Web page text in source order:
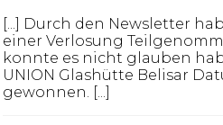
[...] Durch den Newsletter
einer Verlosung
konnte es nicht glauben
UNION Glashütte Belisar
gewonnen. [...]